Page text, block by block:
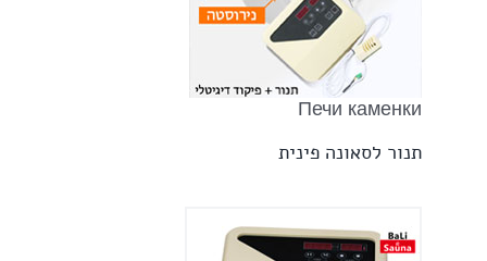
Печи каменки
תנור לסאונה פינית